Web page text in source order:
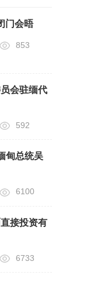
门会晤
853
会驻缅代
592
甸总统吴
6100
接投资有
6733